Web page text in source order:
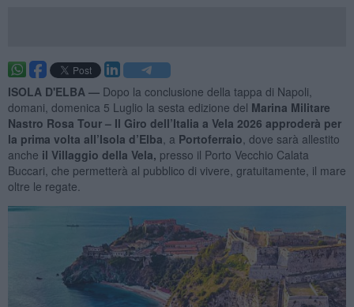
ISOLA D'ELBA — Dopo la conclusione della tappa di Napoli,
domani, domenica 5 Luglio la sesta edizione del Marina Militare
Nastro Rosa Tour – Il Giro dell’Italia a Vela 2026 approderà per
la prima volta all’Isola d’Elba , a Portoferraio , dove sarà allestito
anche il Villaggio della Vela, presso il Porto Vecchio Calata
Buccari, che permetterà al pubblico di vivere, gratuitamente, il mare
oltre le regate.